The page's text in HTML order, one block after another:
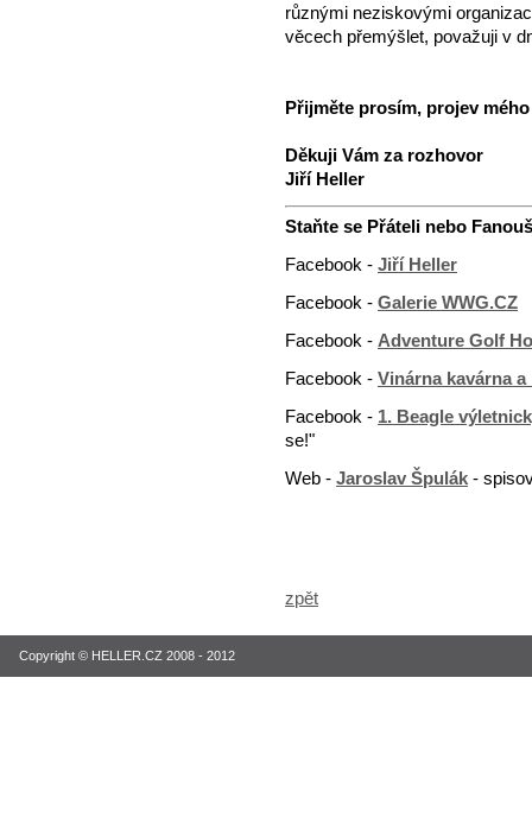
různými neziskovými
věcech přemýšlet, považuji v
Přijměte prosím, projev
Děkuji Vám za rozhovor
Jiří Heller
Staňte se Přáteli nebo
Facebook - Jiří Heller
Facebook - Galerie WWG.CZ
Facebook - Adventure Golf
Facebook - Vinárna kavárna
Facebook - 1. Beagle
se!"
Web - Jaroslav Špulák -
zpět
Copyright © HELLER.CZ 2008 - 2012